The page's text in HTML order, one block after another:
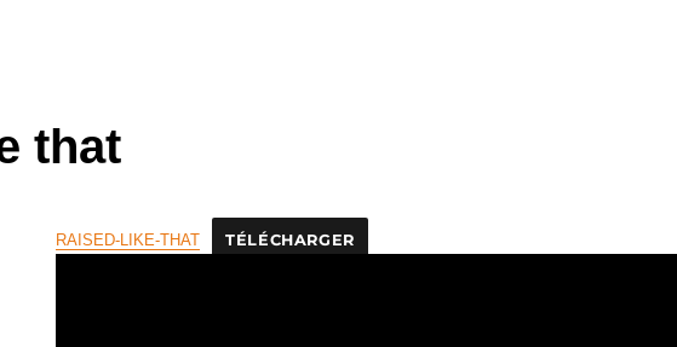
that
RAISED-LIKE-THAT TÉLÉCHARGER